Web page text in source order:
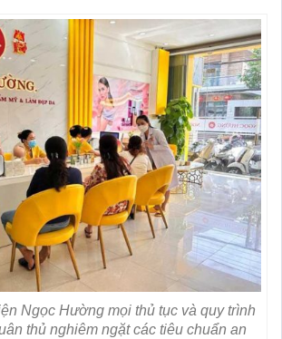
Ngọc Hường mọi thủ tục và quy trình
thủ nghiêm ngặt các tiêu chuẩn an